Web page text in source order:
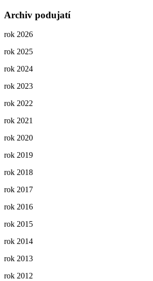
Archiv podujatí
rok 2026
rok 2025
rok 2024
rok 2023
rok 2022
rok 2021
rok 2020
rok 2019
rok 2018
rok 2017
rok 2016
rok 2015
rok 2014
rok 2013
rok 2012